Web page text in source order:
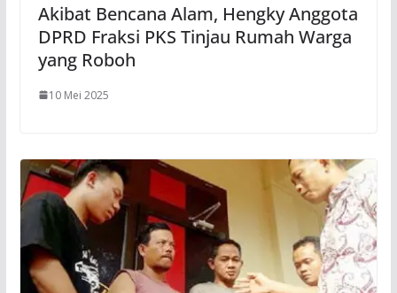
Akibat Bencana Alam, Hengky Anggota
DPRD Fraksi PKS Tinjau Rumah Warga
yang Roboh
10 Mei 2025